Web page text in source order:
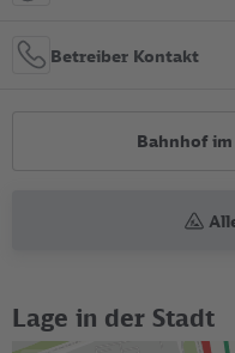
Betreiber Kontakt
Bahnhof
Lage in der Stadt